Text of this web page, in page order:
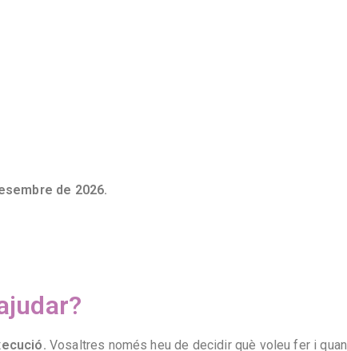
de 2026.
Vosaltres només heu de decidir què voleu fer i quan